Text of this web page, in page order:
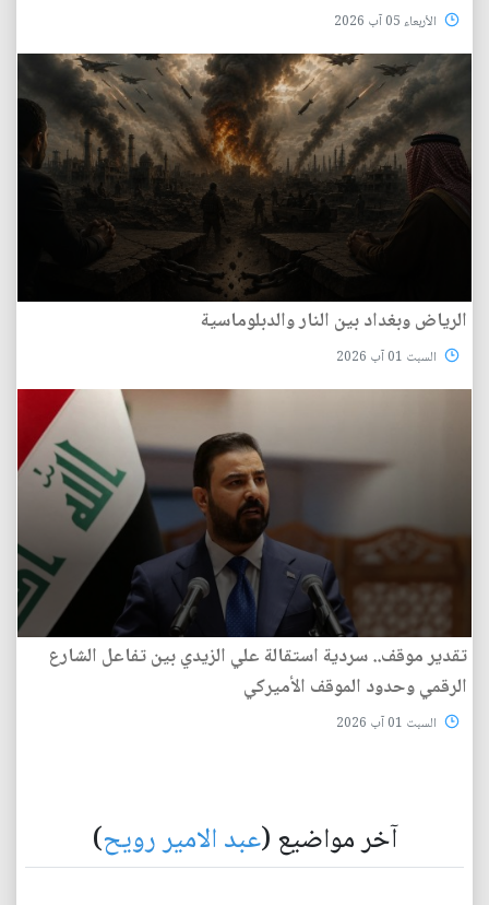
الأربعاء 05 آب 2026
الرياض وبغداد بين النار والدبلوماسية
السبت 01 آب 2026
تقدير موقف.. سردية استقالة علي الزيدي بين تفاعل الشارع
الرقمي وحدود الموقف الأميركي
السبت 01 آب 2026
آخر مواضيع (عبد الامير رويح)